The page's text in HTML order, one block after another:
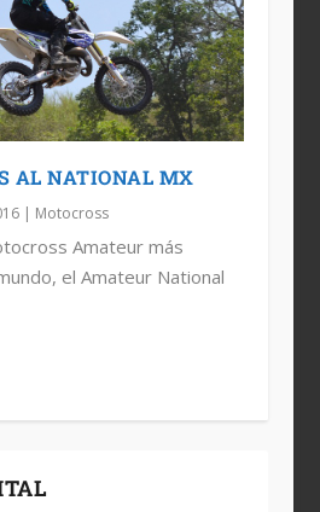
AL NATIONAL MX
| Motocross
Amateur más
el Amateur National